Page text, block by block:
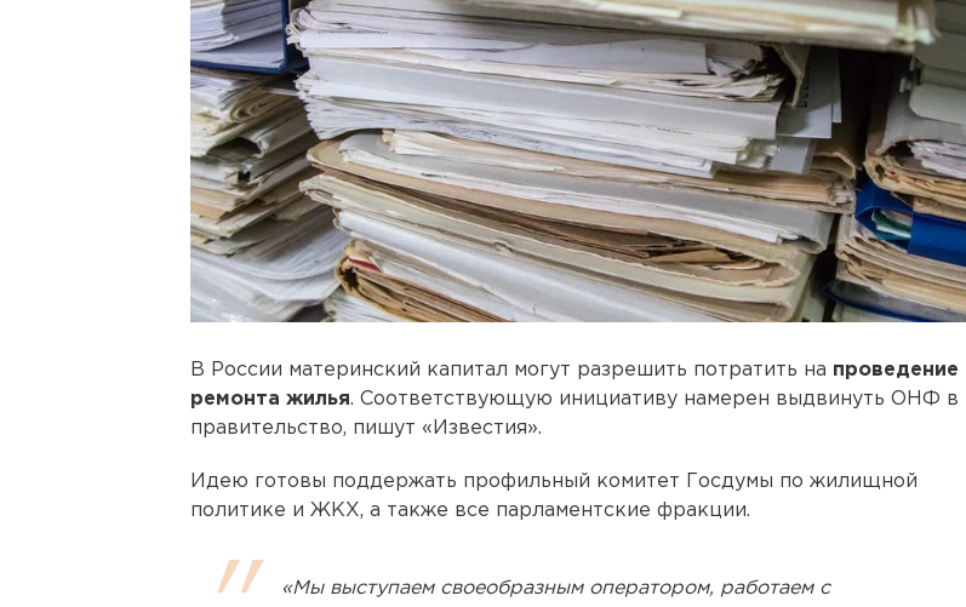
В России материнский капитал могут разрешить потратить на проведение
ремонта жилья. Соответствующую инициативу намерен выдвинуть ОНФ в
правительство, пишут «Известия».
Идею готовы поддержать профильный комитет Госдумы по жилищной
политике и ЖКХ, а также все парламентские фракции.
«Мы выступаем своеобразным оператором, работаем с